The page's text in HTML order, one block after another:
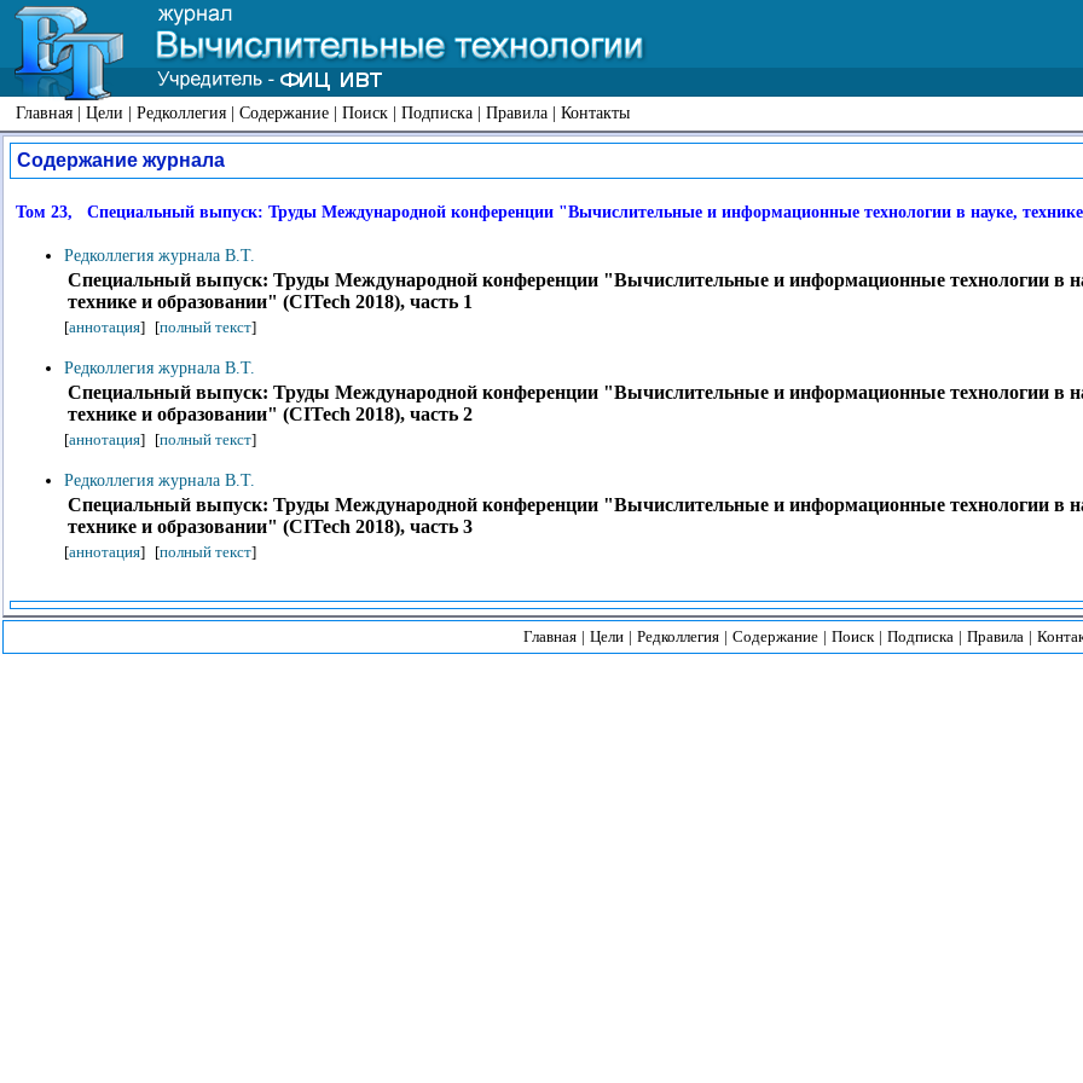
Главная | Цели | Редколлегия | Содержание | Поиск | Подписка | Правила | Контакты
Содержание журнала
Том 23, Специальный выпуск: Труды Международной конференции "Вычислительные и информационные технологии в науке,
Редколлегия журнала В.Т.
Специальный выпуск: Труды Международной конференции "Вычислительные и информационные технологии в
технике и образовании" (CITech 2018), часть 1
[аннотация] [полный текст]
Редколлегия журнала В.Т.
Специальный выпуск: Труды Международной конференции "Вычислительные и информационные технологии в
технике и образовании" (CITech 2018), часть 2
[аннотация] [полный текст]
Редколлегия журнала В.Т.
Специальный выпуск: Труды Международной конференции "Вычислительные и информационные технологии в
технике и образовании" (CITech 2018), часть 3
[аннотация] [полный текст]
Главная | Цели | Редколлегия | Содержание | Поиск | Подписка | Правила |